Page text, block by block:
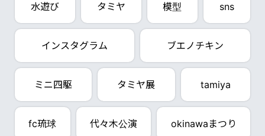
水遊び タミヤ 模型 sns
インスタグラム ブエノチキン
ミニ四駆 タミヤ展 tamiya
fc琉球 代々木公演 okinawaまつり